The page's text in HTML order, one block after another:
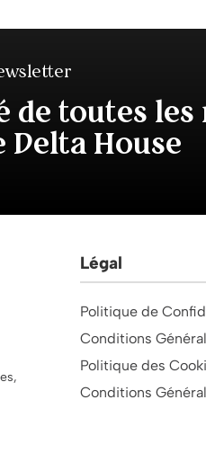
de toutes
House
Légal
Politique de
Conditions
Politique des
Conditions